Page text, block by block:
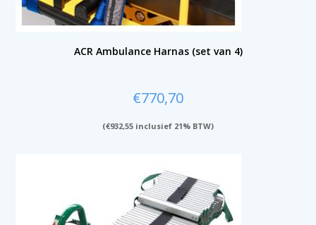
ACR Ambulance Harnas (set van 4)
€770,70
(€932,55 inclusief 21% BTW)